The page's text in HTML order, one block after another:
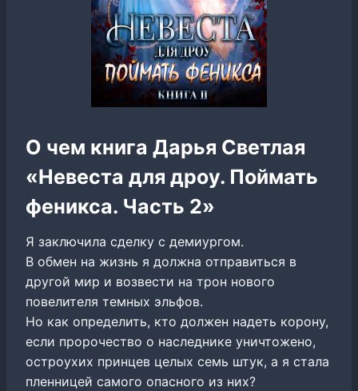
О чем книга Дарья Светлая
«Невеста для дроу. Поймать
феникса. Часть 2»
Я заключила сделку с демиургом.
В обмен на жизнь я должна отправиться в
другой мир и возвести на трон нового
повелителя темных эльфов.
Но как определить, кто должен надеть корону,
если пророчество о наследнике уничтожено,
остроухих принцев целых семь штук, а я стала
пленницей самого опасного из них?